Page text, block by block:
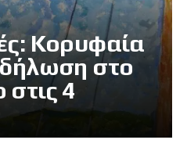
Κορυφαία
στο
στις 4